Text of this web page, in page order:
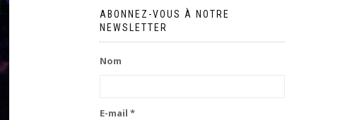
ABONNEZ-VOUS À NOTRE
NEWSLETTER
Nom
E-mail *